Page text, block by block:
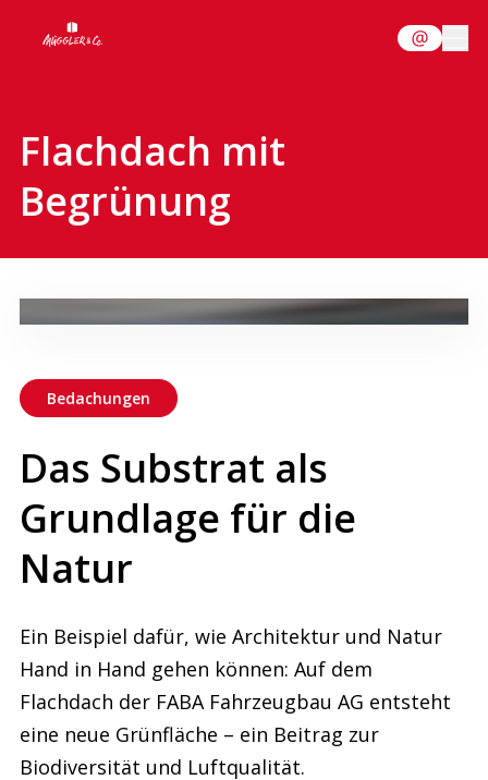
Flachdach mit
Begrünung
Bedachungen
Das Substrat als
Grundlage für die
Natur
Ein Beispiel dafür, wie Architektur und Natur
Hand in Hand gehen können: Auf dem
Flachdach der FABA Fahrzeugbau AG entsteht
eine neue Grünfläche – ein Beitrag zur
Biodiversität und Luftqualität.